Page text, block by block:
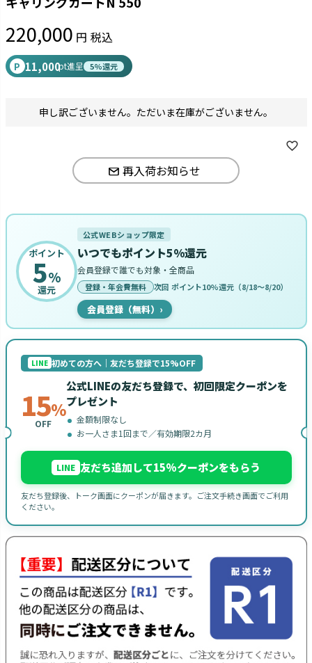
220,000 税込
P 11,000pt進呈 5%還元
申し訳ございません。ただいま在庫がございません。
再入荷お知らせ
ポイント
5%
還元
公式WEBショップ限定
いつでもポイント5%還元
会員登録で誰でも対象・全商品
登録・年会費無料 次回 ポイント10%還元（8/18〜8/20）
会員登録（無料） ›
LINE 初めての方へ｜友だち登録で15%OFF
15%
OFF
公式LINEの友だち登録で、初回限定クーポンを
プレゼント
金額制限なし
お一人さま1回まで／有効期限2カ月
LINE 友だち追加して15%クーポンをもらう
友だち登録後、トーク画面にクーポンが届きます。ご注文手続き画面でご利用
ください。